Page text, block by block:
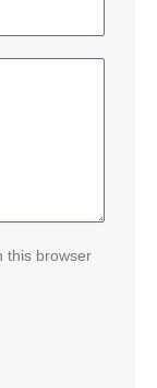
this browser